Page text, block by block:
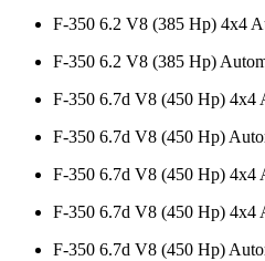
F-350 6.2 V8 (385 Hp) 4x4
F-350 6.2 V8 (385 Hp)
F-350 6.7d V8 (450 Hp) 4x4
F-350 6.7d V8 (450 Hp)
F-350 6.7d V8 (450 Hp) 4x4
F-350 6.7d V8 (450 Hp) 4x4
F-350 6.7d V8 (450 Hp)